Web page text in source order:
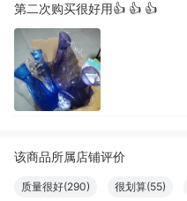
第二次购买很好用👍 👍 👍
该商品所属店铺评价
质量很好(290) 很划算(55)